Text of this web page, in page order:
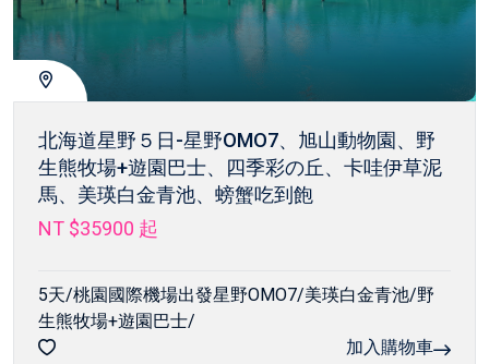
北海道星野５日-星野OMO7、旭山動物園、野
生熊牧場+遊園巴士、四季彩の丘、卡哇伊草泥
馬、美瑛白金青池、螃蟹吃到飽
NT $35900 起
5天/桃園國際機場出發星野OMO7/美瑛白金青池/野
生熊牧場+遊園巴士/
加入購物車